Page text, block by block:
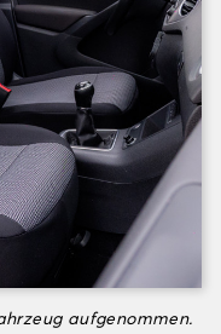
aufgenommen.